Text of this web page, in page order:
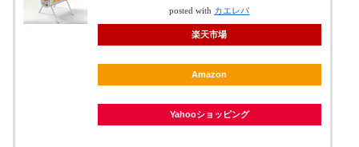
posted with カエレバ
楽天市場
Amazon
Yahooショッピング